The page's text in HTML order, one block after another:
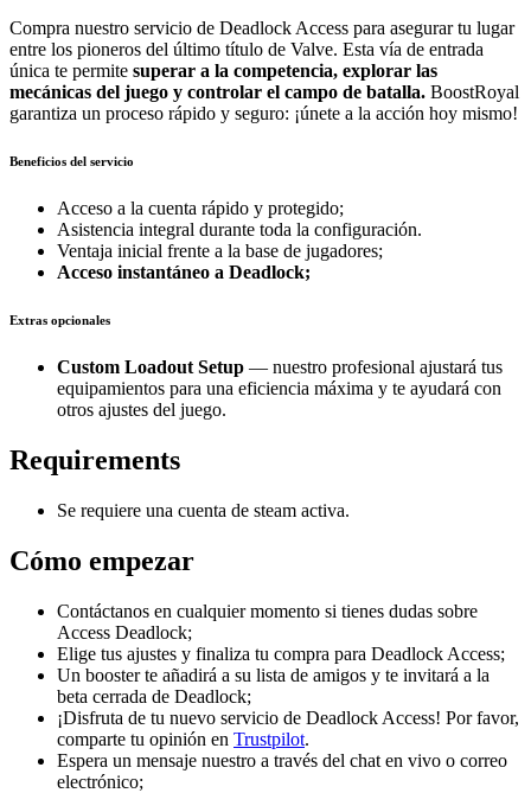
Compra nuestro servicio de Deadlock Access para asegurar tu lugar
entre los pioneros del último título de Valve. Esta vía de entrada
única te permite superar a la competencia, explorar las
mecánicas del juego y controlar el campo de batalla. BoostRoyal
garantiza un proceso rápido y seguro: ¡únete a la acción hoy mismo!
Beneficios del servicio
Acceso a la cuenta rápido y protegido;
Asistencia integral durante toda la configuración.
Ventaja inicial frente a la base de jugadores;
Acceso instantáneo a Deadlock;
Extras opcionales
Custom Loadout Setup — nuestro profesional ajustará tus
equipamientos para una eficiencia máxima y te ayudará con
otros ajustes del juego.
Requirements
Se requiere una cuenta de steam activa.
Cómo empezar
Contáctanos en cualquier momento si tienes dudas sobre
Access Deadlock;
Elige tus ajustes y finaliza tu compra para Deadlock Access;
Un booster te añadirá a su lista de amigos y te invitará a la
beta cerrada de Deadlock;
¡Disfruta de tu nuevo servicio de Deadlock Access! Por favor,
comparte tu opinión en Trustpilot.
Espera un mensaje nuestro a través del chat en vivo o correo
electrónico;